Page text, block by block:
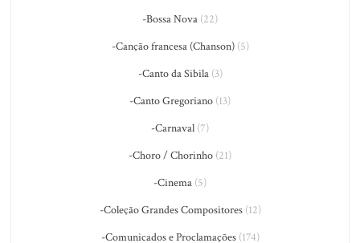
-Bossa Nova (22)
-Canção francesa (Chanson)(5)
-Canto da Sibila(3)
-Canto Gregoriano (13)
-Carnaval (7)
-Choro / Chorinho (21)
-Cinema (5)
-Coleção Grandes Compositores(12)
-Comunicados e Proclamações(174)